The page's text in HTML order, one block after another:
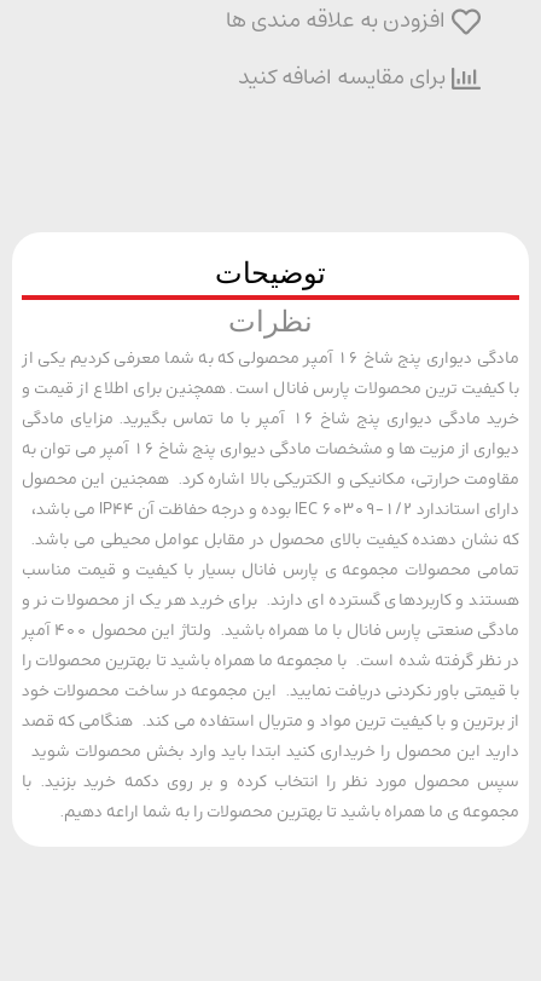
افزودن به علاقه مندی ها
برای مقایسه اضافه کنید
توضیحات
نظرات
مادگی دیواری پنج شاخ 16 آمپر محصولی که به شما معرفی کردیم یکی از
ترین محصولات پارس فانال است. همچنین برای اطلاع از قیمت و
خرید مادگی دیواری پنج شاخ 16 آمپر با ما تماس بگیرید. مزایای مادگی
دیواری از مزیت ها و مشخصات مادگی دیواری پنج شاخ 16 آمپر می توان به
حرارتی، مکانیکی و الکتریکی بالا اشاره کرد. همجنین این محصول
دارای استاندارد IEC 60309-1/2 بوده و درجه حفاظت آن IP44 می باشد،
دهنده کیفیت بالای محصول در مقابل عوامل محیطی می باشد.
محصولات مجموعه ی پارس فانال بسیار با کیفیت و قیمت مناسب
و کاربردهای گسترده ای دارند. برای خرید هر یک از محصولات نر و
مادگی صنعتی پارس فانال با ما همراه باشید. ولتاژ این محصول 400 آمپر
گرفته شده است. با مجموعه ما همراه باشید تا بهترین محصولات را
باور نکردنی دریافت نمایید. این مجموعه در ساخت محصولات خود
و با کیفیت ترین مواد و متریال استفاده می کند. هنگامی که قصد
این محصول را خریداری کنید ابتدا باید وارد بخش محصولات شوید
محصول مورد نظر را انتخاب کرده و بر روی دکمه خرید بزنید. با
ی ما همراه باشید تا بهترین محصولات را به شما اراعه دهیم.